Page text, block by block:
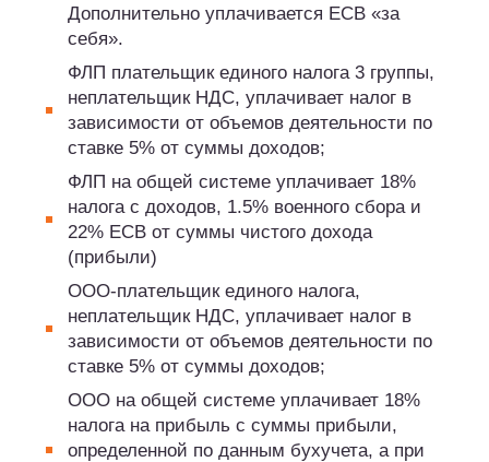
Дополнительно уплачивается ЕСВ «за
себя».
ФЛП плательщик единого налога 3 группы,
неплательщик НДС, уплачивает налог в
зависимости от объемов деятельности по
ставке 5% от суммы доходов;
ФЛП на общей системе уплачивает 18%
налога с доходов, 1.5% военного сбора и
22% ЕСВ от суммы чистого дохода
(прибыли)
ООО-плательщик единого налога,
неплательщик НДС, уплачивает налог в
зависимости от объемов деятельности по
ставке 5% от суммы доходов;
ООО на общей системе уплачивает 18%
налога на прибыль с суммы прибыли,
определенной по данным бухучета, а при